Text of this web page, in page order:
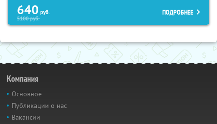
640 руб.
5100руб.
ПОДРОБНЕЕ
Компания
Основное
Публикации о нас
Вакансии